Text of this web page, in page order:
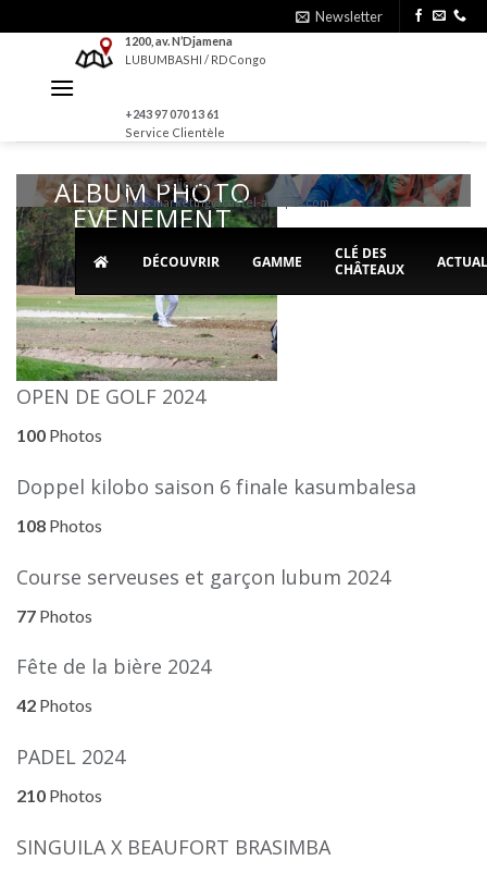
to
Newsletter
1200, av. N’Djamena
LUBUMBASHI / RDCongo
+243 97 070 13 61
Service Clientèle
Service Clientèle
bras.marketing@castel-afrique.com
DÉCOUVRIR GAMME
CLÉ DES
CHÂTEAUX
ALBUM PHOTO
EVENEMENT
BRASIMBA
OPEN DE GOLF 2024
100 Photos
Doppel kilobo saison 6 finale kasumbalesa
108 Photos
Course serveuses et garçon lubum 2024
77 Photos
Fête de la bière 2024
42 Photos
PADEL 2024
210 Photos
SINGUILA X BEAUFORT BRASIMBA